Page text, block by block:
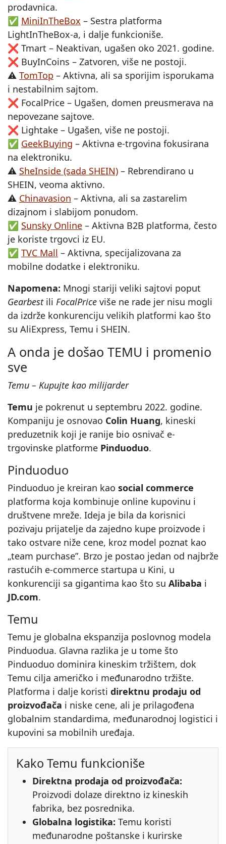
prodavnica.
✅ MiniInTheBox – Sestra platforma
LightInTheBox-a, i dalje funkcioniše.
❌ Tmart – Neaktivan, ugašen oko 2021. godine.
❌ BuyInCoins – Zatvoren, više ne postoji.
⚠️ TomTop – Aktivna, ali sa sporijim isporukama
i nestabilnim sajtom.
❌ FocalPrice – Ugašen, domen preusmerava na
nepovezane sajtove.
❌ Lightake – Ugašen, više ne postoji.
✅ GeekBuying – Aktivna e-trgovina fokusirana
na elektroniku.
⚠️ SheInside (sada SHEIN) – Rebrendirano u
SHEIN, veoma aktivno.
⚠️ Chinavasion – Aktivna, ali sa zastarelim
dizajnom i slabijom ponudom.
✅ Sunsky Online – Aktivna B2B platforma, često
je koriste trgovci iz EU.
✅ TVC Mall – Aktivna, specijalizovana za
mobilne dodatke i elektroniku.
Napomena: Mnogi stariji veliki sajtovi poput
Gearbestili FocalPrice više ne rade jer nisu mogli
da izdrže konkurenciju velikih platformi kao što
su AliExpress, Temu i SHEIN.
A onda je došao TEMU i promenio
sve
Temu – Kupujte kao milijarder
Temu je pokrenut u septembru 2022. godine.
Kompaniju je osnovao Colin Huang, kineski
preduzetnik koji je ranije bio osnivač e-
trgovinske platforme Pinduoduo.
Pinduoduo
Pinduoduo je kreiran kao social commerce
platforma koja kombinuje online kupovinu i
društvene mreže. Ideja je bila da korisnici
pozivaju prijatelje da zajedno kupe proizvode i
tako ostvare niže cene, kroz model poznat kao
„team purchase”. Brzo je postao jedan od najbrže
rastućih e-commerce startupa u Kini, u
konkurenciji sa gigantima kao što su Alibaba i
JD.com.
Temu
Temu je globalna ekspanzija poslovnog modela
Pinduodua. Glavna razlika je u tome što
Pinduoduo dominira kineskim tržištem, dok
Temu cilja američko i međunarodno tržište.
Platforma i dalje koristi direktnu prodaju od
proizvođača i niske cene, ali je prilagođena
globalnim standardima, međunarodnoj logistici i
kupovini sa mobilnih uređaja.
Kako Temu funkcioniše
Direktna prodaja od proizvođača:
Proizvodi dolaze direktno iz kineskih
fabrika, bez posrednika.
Globalna logistika: Temu koristi
međunarodne poštanske i kurirske